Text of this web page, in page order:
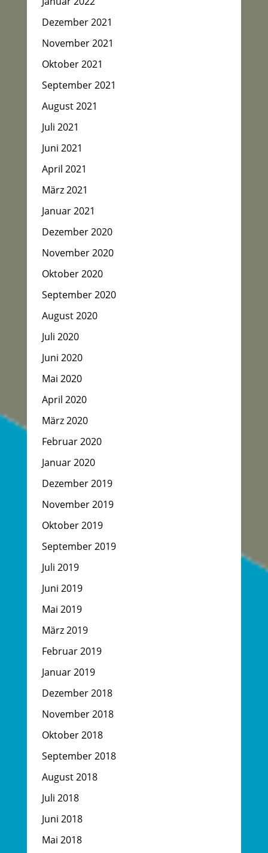
Dezember 2021
November 2021
Oktober 2021
September 2021
August 2021
Juli 2021
Juni 2021
April 2021
März 2021
Januar 2021
Dezember 2020
November 2020
Oktober 2020
September 2020
August 2020
Juli 2020
Juni 2020
Mai 2020
April 2020
März 2020
Februar 2020
Januar 2020
Dezember 2019
November 2019
Oktober 2019
September 2019
Juli 2019
Juni 2019
Mai 2019
März 2019
Februar 2019
Januar 2019
Dezember 2018
November 2018
Oktober 2018
September 2018
August 2018
Juli 2018
Juni 2018
Mai 2018